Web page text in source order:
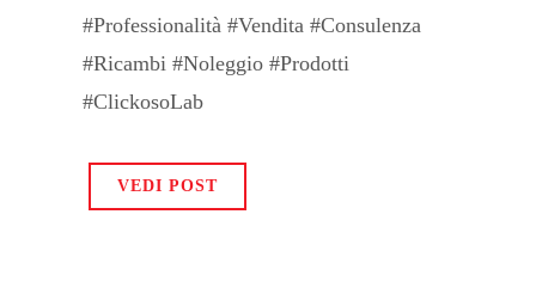
#Professionalità #Vendita #Consulenza
#Ricambi #Noleggio #Prodotti
#ClickosoLab
VEDI POST